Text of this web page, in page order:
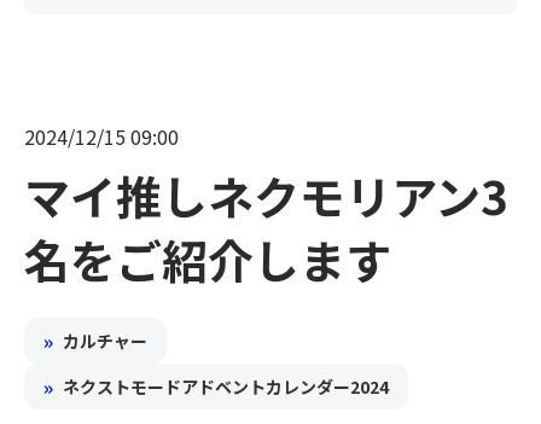
2024/12/15 09:00
マイ推しネクモリアン3
名をご紹介します
» カルチャー
» ネクストモードアドベントカレンダー2024